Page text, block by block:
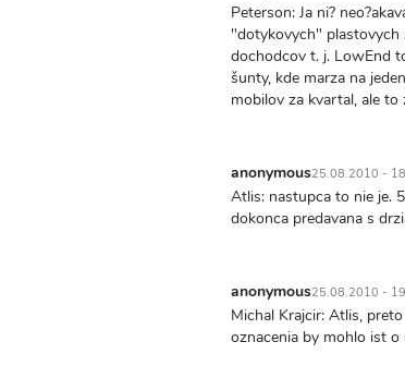
Peterson: Ja ni?
"dotykovych" plastovych
dochodcov t. j. LowEnd
šunty, kde marza na
mobilov za kvartal, ale to
anonymous25.08.2010 -
Atlis: nastupca to nie je.
dokonca predavana s
anonymous25.08.2010 -
Michal Krajcir: Atlis,
oznacenia by mohlo ist